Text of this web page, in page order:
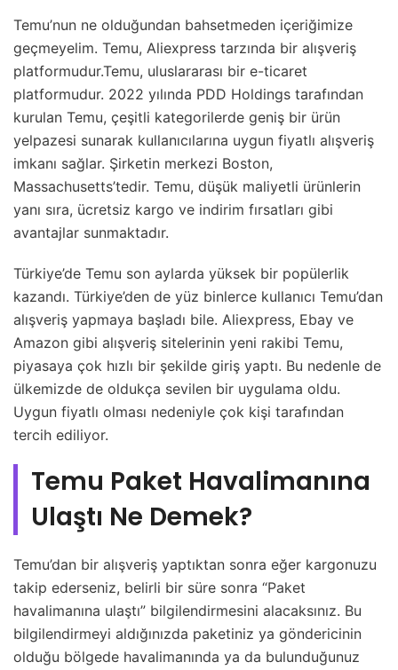
Temu’nun ne olduğundan bahsetmeden içeriğimize
geçmeyelim. Temu, Aliexpress tarzında bir alışveriş
platformudur.Temu, uluslararası bir e-ticaret
platformudur. 2022 yılında PDD Holdings tarafından
kurulan Temu, çeşitli kategorilerde geniş bir ürün
yelpazesi sunarak kullanıcılarına uygun fiyatlı alışveriş
imkanı sağlar. Şirketin merkezi Boston,
Massachusetts’tedir. Temu, düşük maliyetli ürünlerin
yanı sıra, ücretsiz kargo ve indirim fırsatları gibi
avantajlar sunmaktadır.
Türkiye’de Temu son aylarda yüksek bir popülerlik
kazandı. Türkiye’den de yüz binlerce kullanıcı Temu’dan
alışveriş yapmaya başladı bile. Aliexpress, Ebay ve
Amazon gibi alışveriş sitelerinin yeni rakibi Temu,
piyasaya çok hızlı bir şekilde giriş yaptı. Bu nedenle de
ülkemizde de oldukça sevilen bir uygulama oldu.
Uygun fiyatlı olması nedeniyle çok kişi tarafından
tercih ediliyor.
Temu Paket Havalimanına
Ulaştı Ne Demek?
Temu’dan bir alışveriş yaptıktan sonra eğer kargonuzu
takip ederseniz, belirli bir süre sonra “Paket
havalimanına ulaştı” bilgilendirmesini alacaksınız. Bu
bilgilendirmeyi aldığınızda paketiniz ya göndericinin
olduğu bölgede havalimanında ya da bulunduğunuz